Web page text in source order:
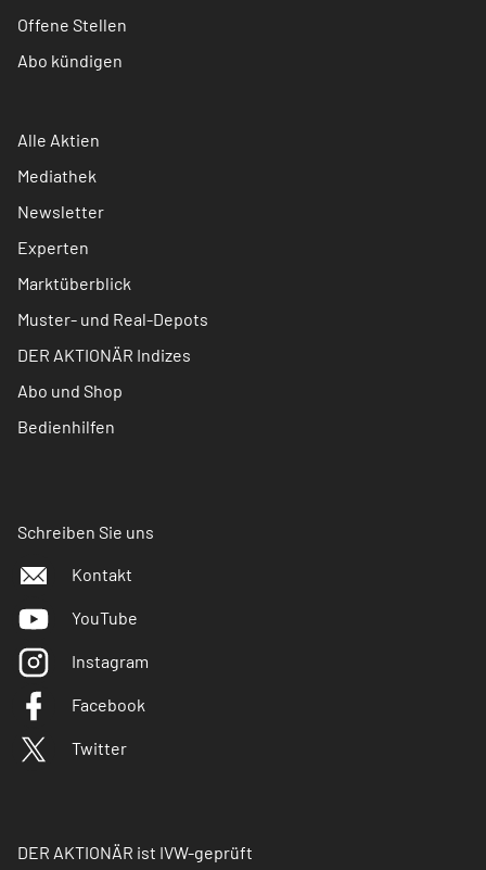
Offene Stellen
Abo kündigen
Alle Aktien
Mediathek
Newsletter
Experten
Marktüberblick
Muster- und Real-Depots
DER AKTIONÄR Indizes
Abo und Shop
Bedienhilfen
Schreiben Sie uns
Kontakt
YouTube
Instagram
Facebook
Twitter
DER AKTIONÄR ist IVW-geprüft